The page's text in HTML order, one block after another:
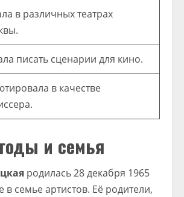
в различных театрах
писать сценарии для кино.
в качестве
и семья
родилась 28 декабря 1965
в семье артистов. Её родители,